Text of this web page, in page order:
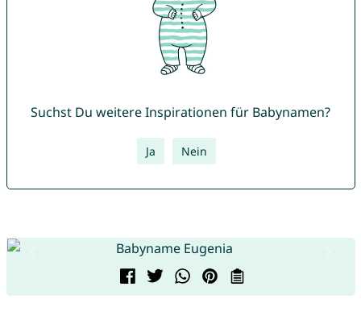
Suchst Du weitere Inspirationen für Babynamen?
Ja Nein